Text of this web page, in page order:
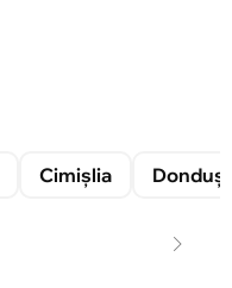
Cimișlia